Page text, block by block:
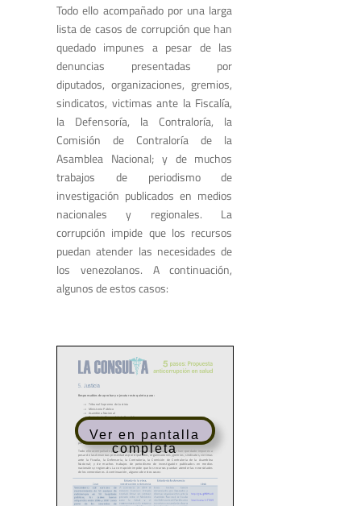
Todo ello acompañado por una larga
lista de casos de corrupción que han
quedado impunes a pesar de las
denuncias presentadas por
diputados, organizaciones, gremios,
sindicatos, victimas ante la Fiscalía,
la Defensoría, la Contraloría, la
Comisión de Contraloría de la
Asamblea Nacional; y de muchos
trabajos de periodismo de
investigación publicados en medios
nacionales y regionales. La
corrupción impide que los recursos
puedan atender las necesidades de
los venezolanos. A continuación,
algunos de estos casos:
Ver en pantalla
completa